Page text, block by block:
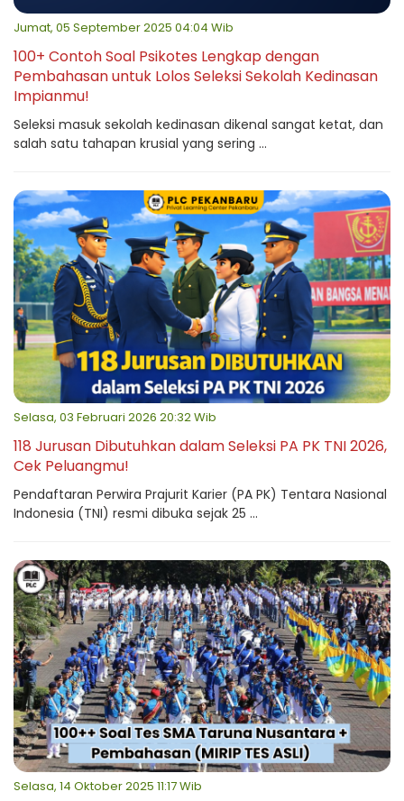
Jumat, 05 September 2025 04:04 Wib
100+ Contoh Soal Psikotes Lengkap dengan
Pembahasan untuk Lolos Seleksi Sekolah Kedinasan
Impianmu!
Seleksi masuk sekolah kedinasan dikenal sangat ketat, dan
salah satu tahapan krusial yang sering ...
Selasa, 03 Februari 2026 20:32 Wib
118 Jurusan Dibutuhkan dalam Seleksi PA PK TNI 2026,
Cek Peluangmu!
Pendaftaran Perwira Prajurit Karier (PA PK) Tentara Nasional
Indonesia (TNI) resmi dibuka sejak 25 ...
Selasa, 14 Oktober 2025 11:17 Wib